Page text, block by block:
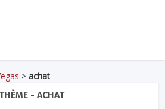
>achat
THÈME - ACHAT